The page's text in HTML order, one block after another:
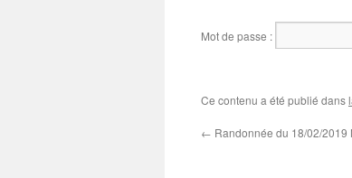
Mot de passe :
Ce contenu a été publié dans
← Randonnée du 18/02/2019